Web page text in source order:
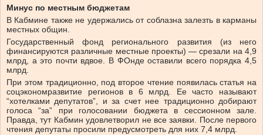
Минус по местным бюджетам
В Кабмине также не удержались от соблазна залезть в карманы
местных общин.
Государственный фонд регионального развития (из него
финансируются различные местные проекты) — срезали на 4,9
млрд, а это почти вдвое. В ФОнде оставили всего порядка 4,5
млрд.
При этом традиционно, под второе чтение появилась статья на
соцэкономразвитие регионов в 6 млрд. Ее часто называют
“хотелками депутатов”, и за счет нее традиционно добирают
голоса “за” при голосовании бюджета в сессионном зале.
Правда, тут Кабмин удовлетворил не все заявки. После первого
чтения депутаты просили предусмотреть для них 7,4 млрд.